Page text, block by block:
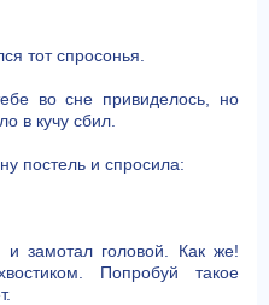
тот спросонья.
во сне привиделось, но
в кучу сбил.
постель и спросила:
замотал головой. Как же!
Попробуй такое